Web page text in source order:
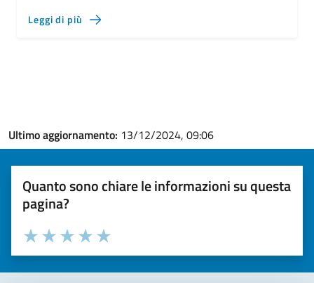
Leggi di più
Ultimo aggiornamento: 13/12/2024, 09:06
Quanto sono chiare le informazioni su questa
pagina?
Valuta la chiarezza delle informazioni (da 1 a 5 stelle)
Seleziona il numero di stelle per valutare la chiarezza delle
Valuta 5 stelle su 5
Valuta 4 stelle su 5
Valuta 3 stelle su 5
Valuta 2 stelle su 5
Valuta 1 stelle su 5